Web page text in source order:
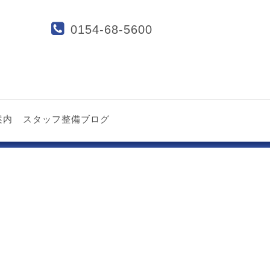
0154-68-5600
内 スタッフ整備ブログ